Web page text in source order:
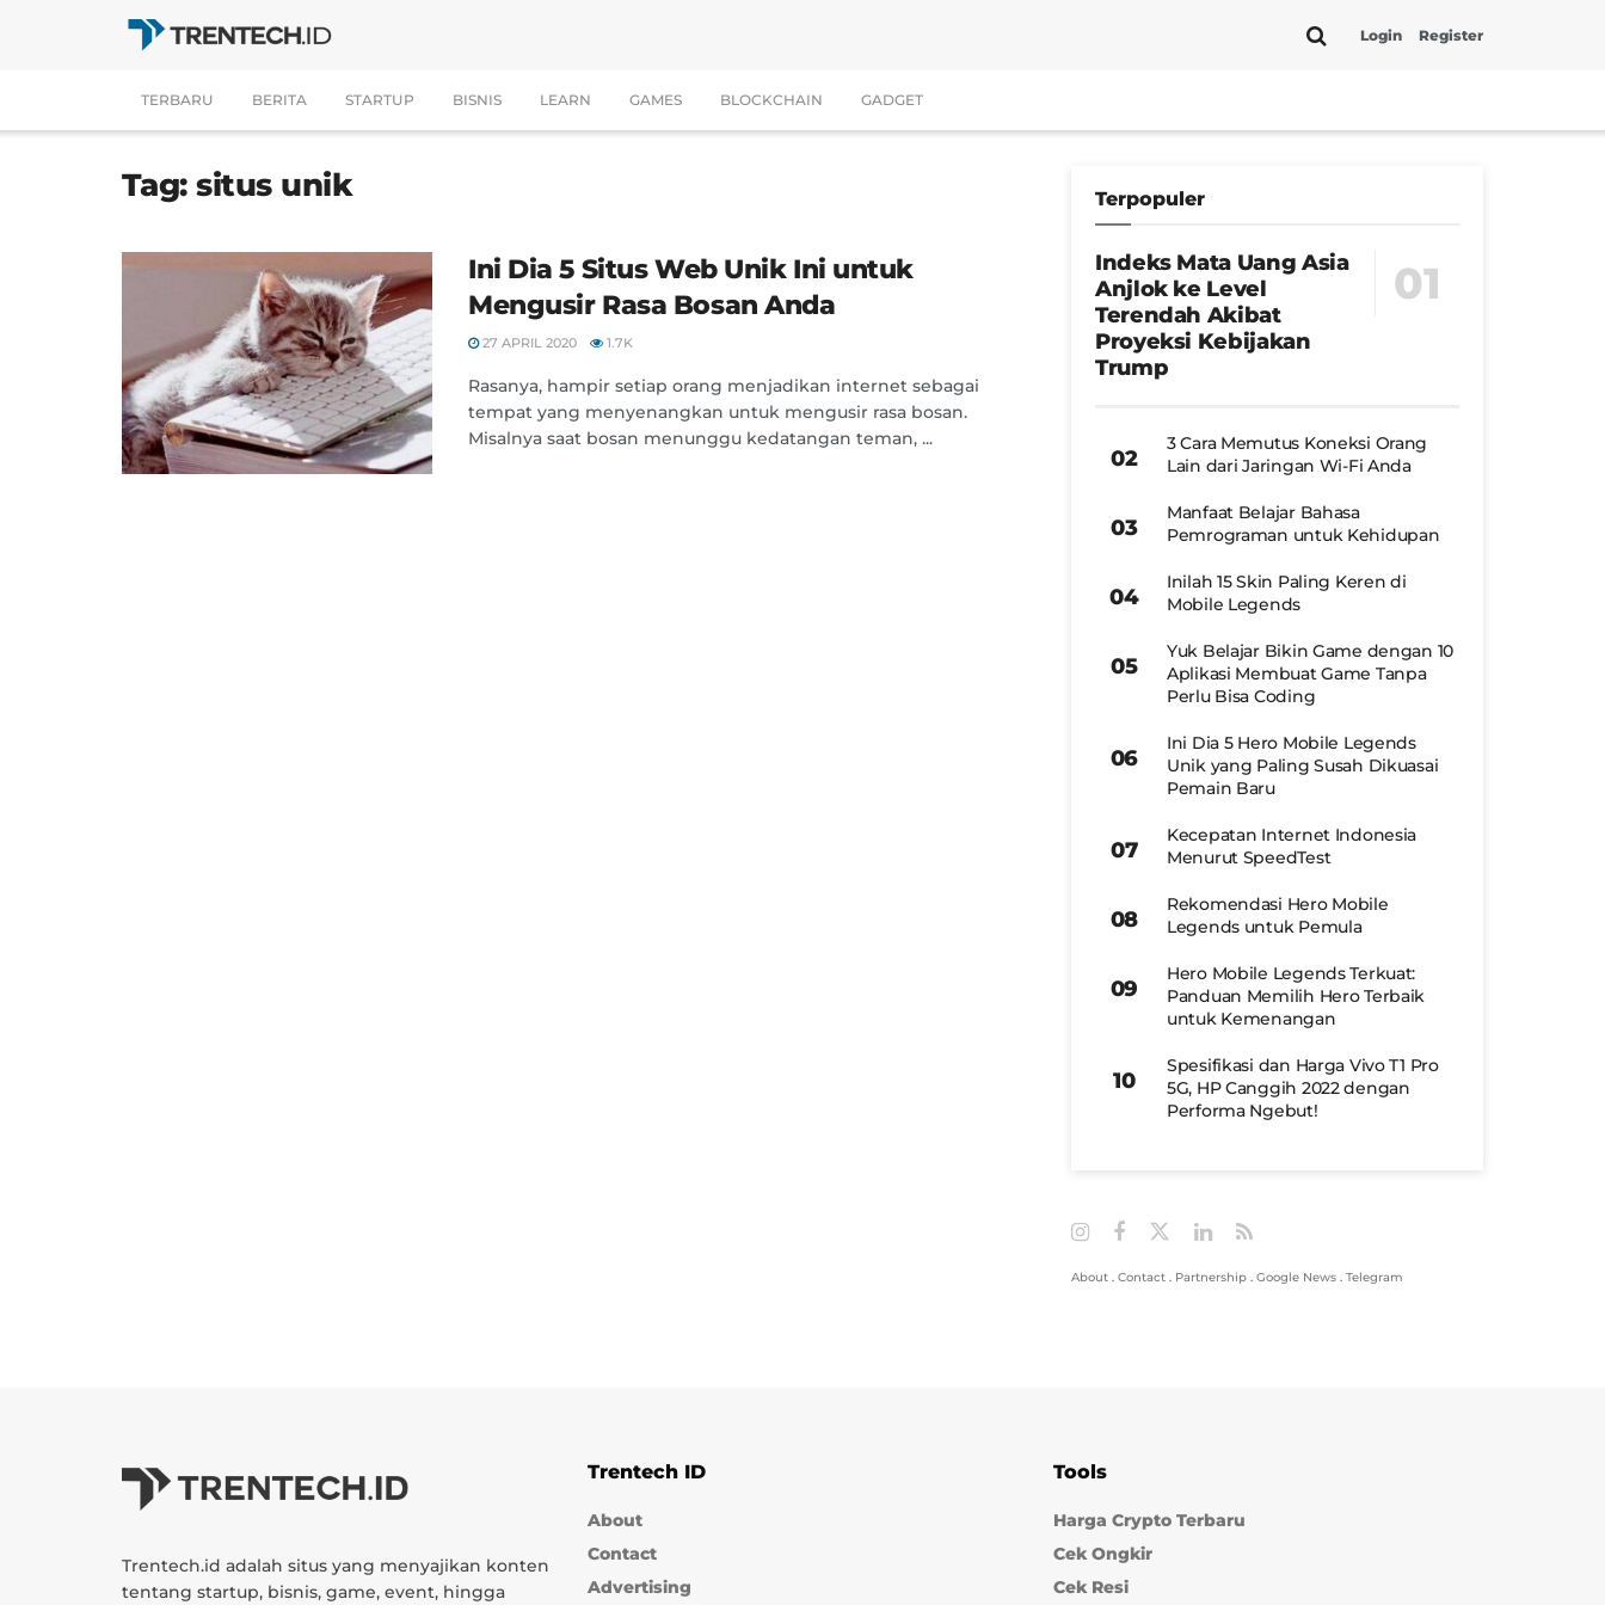
Login Register
TERBARU BERITA STARTUP BISNIS LEARN GAMES BLOCKCHAIN GADGET
Tag:situs unik
Ini Dia 5 Situs Web Unik Ini untuk
Mengusir Rasa Bosan Anda
27 APRIL 2020 1.7K
Rasanya, hampir setiap orang menjadikan internet sebagai
tempat yang menyenangkan untuk mengusir rasa bosan.
Misalnya saat bosan menunggu kedatangan teman, ...
Terpopuler
Indeks Mata Uang Asia
Anjlok ke Level
Terendah Akibat
Proyeksi Kebijakan
Trump
3 Cara Memutus Koneksi Orang
Lain dari Jaringan Wi-Fi Anda
Manfaat Belajar Bahasa
Pemrograman untuk Kehidupan
Inilah 15 Skin Paling Keren di
Mobile Legends
Yuk Belajar Bikin Game dengan 10
Aplikasi Membuat Game Tanpa
Perlu Bisa Coding
Ini Dia 5 Hero Mobile Legends
Unik yang Paling Susah Dikuasai
Pemain Baru
Kecepatan Internet Indonesia
Menurut SpeedTest
Rekomendasi Hero Mobile
Legends untuk Pemula
Hero Mobile Legends Terkuat:
Panduan Memilih Hero Terbaik
untuk Kemenangan
Spesifikasi dan Harga Vivo T1 Pro
5G, HP Canggih 2022 dengan
Performa Ngebut!
About . Contact . Partnership . Google News . Telegram
Trentech.id adalah situs yang menyajikan konten
tentang startup, bisnis, game, event, hingga
Trentech ID
About
Contact
Advertising
Tools
Harga Crypto Terbaru
Cek Ongkir
Cek Resi